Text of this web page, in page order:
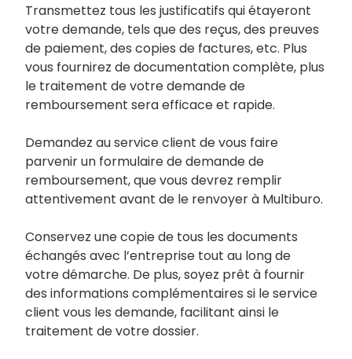
Transmettez tous les justificatifs qui étayeront
votre demande, tels que des reçus, des preuves
de paiement, des copies de factures, etc. Plus
vous fournirez de documentation complète, plus
le traitement de votre demande de
remboursement sera efficace et rapide.
Demandez au service client de vous faire
parvenir un formulaire de demande de
remboursement, que vous devrez remplir
attentivement avant de le renvoyer à Multiburo.
Conservez une copie de tous les documents
échangés avec l’entreprise tout au long de
votre démarche. De plus, soyez prêt à fournir
des informations complémentaires si le service
client vous les demande, facilitant ainsi le
traitement de votre dossier.